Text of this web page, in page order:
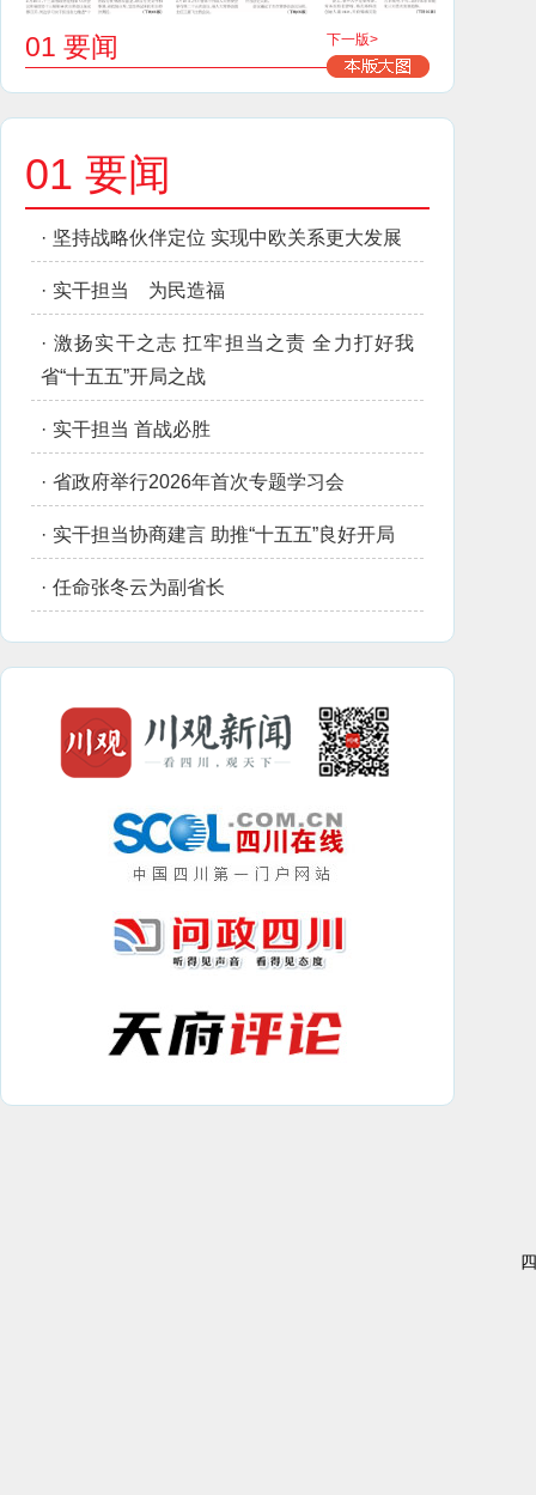
01 要闻 下一版>
01 要闻
· 坚持战略伙伴定位 实现中欧关系更大发展
· 实干担当 为民造福
· 激扬实干之志 扛牢担当之责 全力打好我
省“十五五”开局之战
· 实干担当 首战必胜
· 省政府举行2026年首次专题学习会
· 实干担当协商建言 助推“十五五”良好开局
· 任命张冬云为副省长